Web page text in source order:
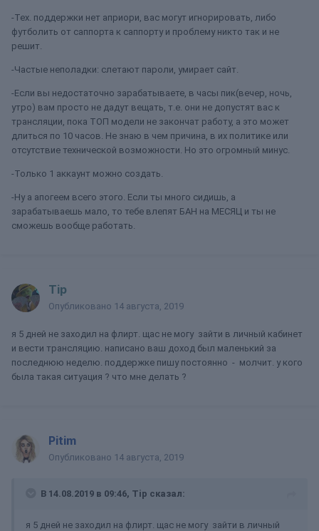
-Тех. поддержки нет априори, вас могут игнорировать, либо
футболить от саппорта к саппорту и проблему никто так и не
решит.
-Частые неполадки: слетают пароли, умирает сайт.
-Если вы недостаточно зарабатываете, в часы пик(вечер, ночь,
утро) вам просто не дадут вещать, т.е. они не допустят вас к
трансляции, пока ТОП модели не закончат работу, а это может
длиться по 10 часов. Не знаю в чем причина, в их политике или
отсутствие технической возможности. Но это огромный минус.
-Только 1 аккаунт можно создать.
-Ну а апогеем всего этого. Если ты много сидишь, а
зарабатываешь мало, то тебе влепят БАН на МЕСЯЦ и ты не
сможешь вообще работать.
Tip
Опубликовано 14 августа, 2019
я 5 дней не заходил на флирт. щас не могу зайти в личный кабинет
и вести трансляцию. написано ваш доход был маленький за
последнюю неделю. поддержке пишу постоянно - молчит. у кого
была такая ситуация ? что мне делать ?
Pitim
Опубликовано 14 августа, 2019
В 14.08.2019 в 09:46, Tip сказал:
я 5 дней не заходил на флирт. щас не могу зайти в личный